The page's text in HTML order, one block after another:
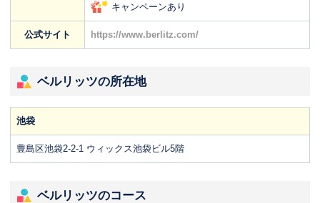
キャンペーンあり
公式サイト https://www.berlitz.com/
ベルリッツの所在地
池袋
豊島区池袋2-2-1 ウィックス池袋ビル5階
ベルリッツのコース